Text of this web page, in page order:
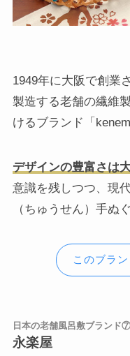
1949年に大阪で創業
製造する老舗の繊維
けるブランド「
デザインの豊富さは
意識を残しつつ、現
（ちゅうせん）手ぬ
このブラ
日本の老舗風呂敷ブランド⑦
永楽屋